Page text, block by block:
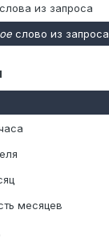
слова из запроса
слово из запроса
месяцев